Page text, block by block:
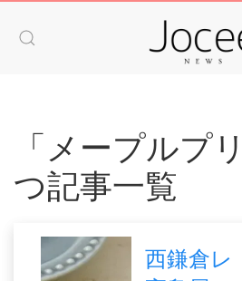
「メープルプ
つ記事一覧
西鎌倉レ